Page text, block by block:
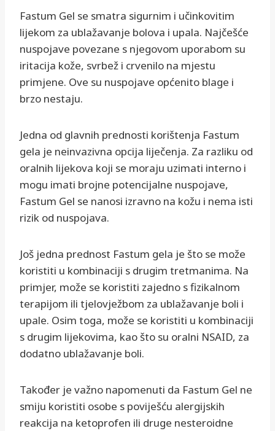
Fastum Gel se smatra sigurnim i učinkovitim
lijekom za ublažavanje bolova i upala. Najčešće
nuspojave povezane s njegovom uporabom su
iritacija kože, svrbež i crvenilo na mjestu
primjene. Ove su nuspojave općenito blage i
brzo nestaju.
Jedna od glavnih prednosti korištenja Fastum
gela je neinvazivna opcija liječenja. Za razliku od
oralnih lijekova koji se moraju uzimati interno i
mogu imati brojne potencijalne nuspojave,
Fastum Gel se nanosi izravno na kožu i nema isti
rizik od nuspojava.
Još jedna prednost Fastum gela je što se može
koristiti u kombinaciji s drugim tretmanima. Na
primjer, može se koristiti zajedno s fizikalnom
terapijom ili tjelovježbom za ublažavanje boli i
upale. Osim toga, može se koristiti u kombinaciji
s drugim lijekovima, kao što su oralni NSAID, za
dodatno ublažavanje boli.
Također je važno napomenuti da Fastum Gel ne
smiju koristiti osobe s poviješću alergijskih
reakcija na ketoprofen ili druge nesteroidne